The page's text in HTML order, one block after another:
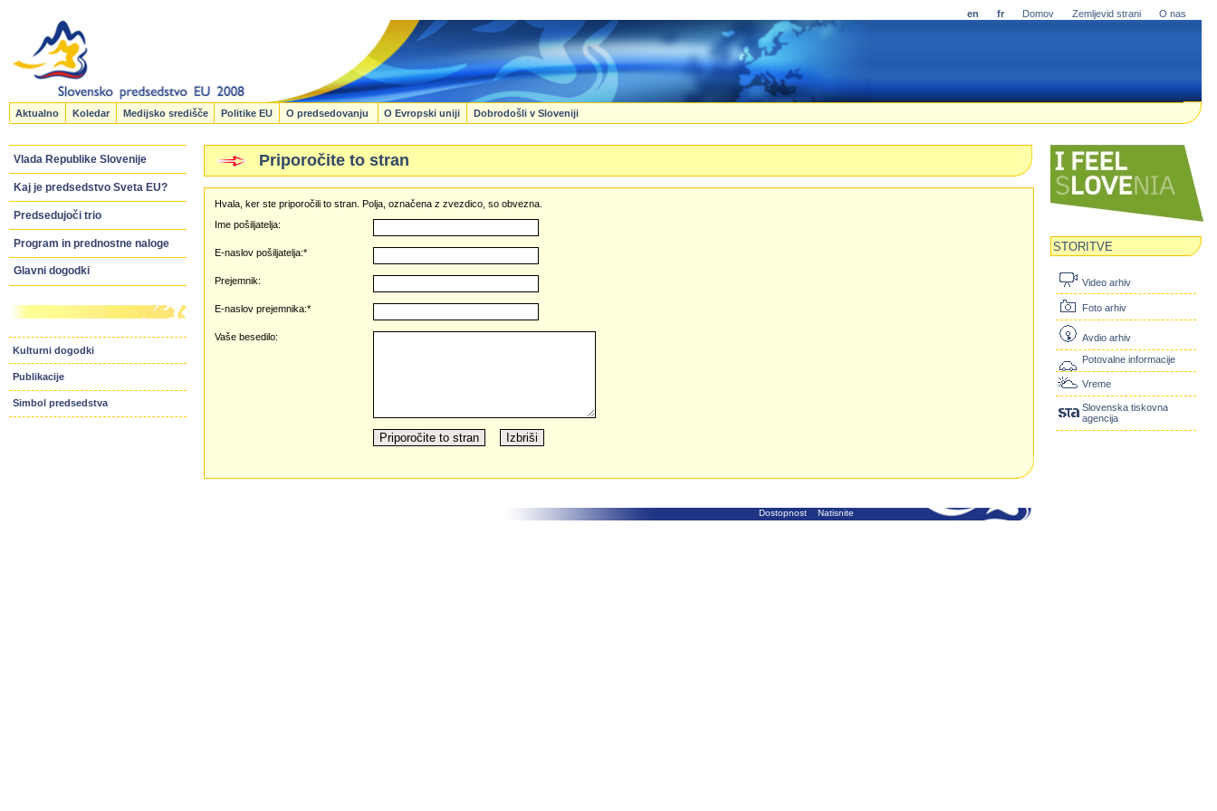
en fr Domov Zemljevid strani O nas
Aktualno Koledar Medijsko središče Politike EU O predsedovanju O Evropski uniji Dobrodošli v Sloveniji
Vlada Republike Slovenije
Kaj je predsedstvo Sveta EU?
Predsedujoči trio
Program in prednostne naloge
Glavni dogodki
Kulturni dogodki
Publikacije
Simbol predsedstva
STORITVE
Video arhiv
Foto arhiv
Avdio arhiv
Potovalne informacije
Vreme
Slovenska tiskovna
agencija
Priporočite to stran
Hvala, ker ste priporočili to stran. Polja, označena z zvezdico, so obvezna.
Ime pošiljatelja:
E-naslov pošiljatelja:*
Prejemnik:
E-naslov prejemnika:*
Vaše besedilo:
Dostopnost Natisnite